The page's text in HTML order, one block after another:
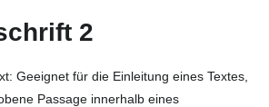
2
Geeignet für die Einleitung eines Textes,
Passage innerhalb eines